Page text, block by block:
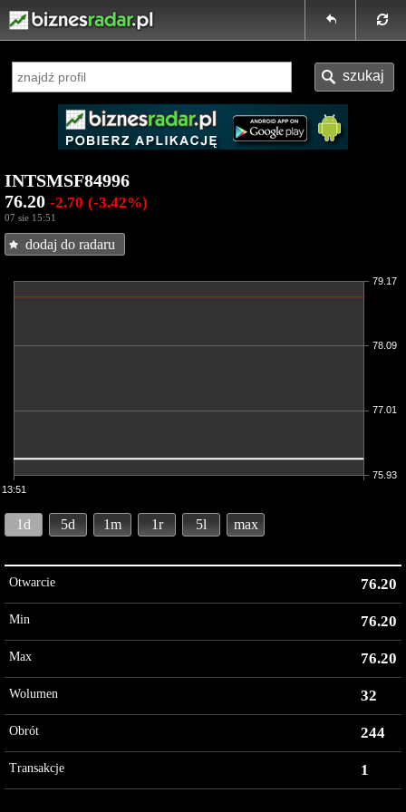
INTSMSF84996
76.20 -2.70 (-3.42%)
07 sie 15:51
dodaj do radaru
13:51
75.93
77.01
78.09
79.17
1d 5d 1m 1r 5l max
Otwarcie 76.20
Min 76.20
Max 76.20
Wolumen 32
Obrót 244
Transakcje 1